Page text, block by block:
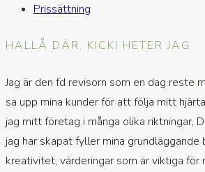
Prissättning
HALLÅ DÄR, KICKI HETER JAG
Jag är den fd revisorn som en dag reste
sa upp mina kunder för att följa mitt
jag mitt företag i många olika riktningar,
jag har skapat fyller mina
kreativitet, värderingar som är viktiga för